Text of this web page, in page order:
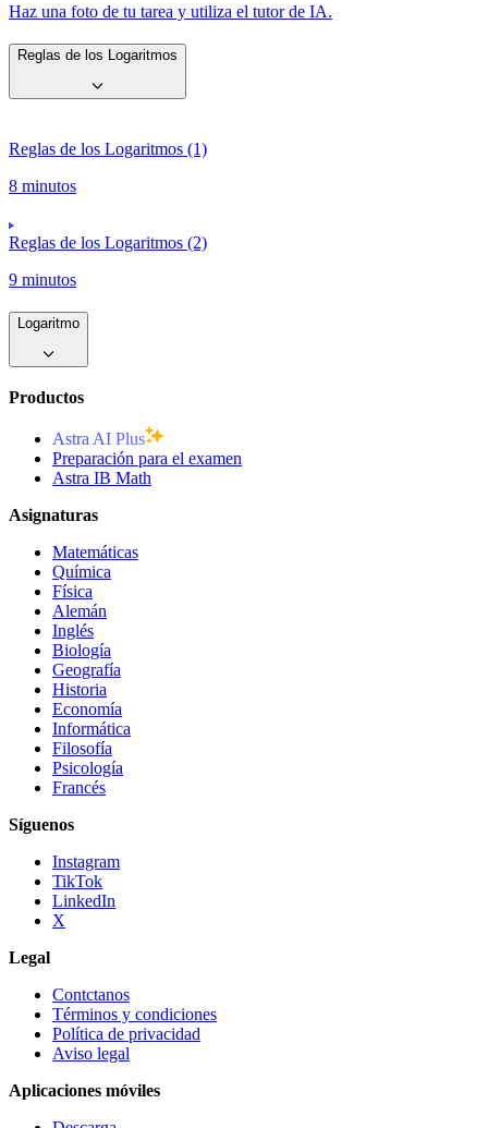
Haz una foto de tu tarea y utiliza el tutor de IA.
Reglas de los Logaritmos
Reglas de los Logaritmos (1)
8 minutos
Reglas de los Logaritmos (2)
9 minutos
Logaritmo
Productos
Astra AI Plus
Preparación para el examen
Astra IB Math
Asignaturas
Matemáticas
Química
Física
Alemán
Inglés
Biología
Geografía
Historia
Economía
Informática
Filosofía
Psicología
Francés
Síguenos
Instagram
TikTok
LinkedIn
X
Legal
Contctanos
Términos y condiciones
Política de privacidad
Aviso legal
Aplicaciones móviles